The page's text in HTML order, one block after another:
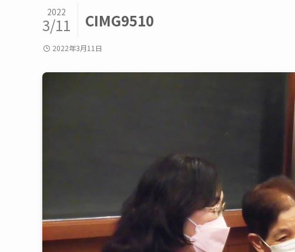
CIMG9510
2022
3/11
2022年3月11日